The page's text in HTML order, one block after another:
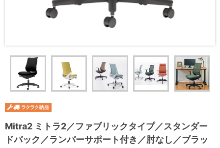
Mitra2 ミトラ2／ファブリックタイプ／スタンダー
ドバック／ランバーサポート付き／肘なし／ブラッ